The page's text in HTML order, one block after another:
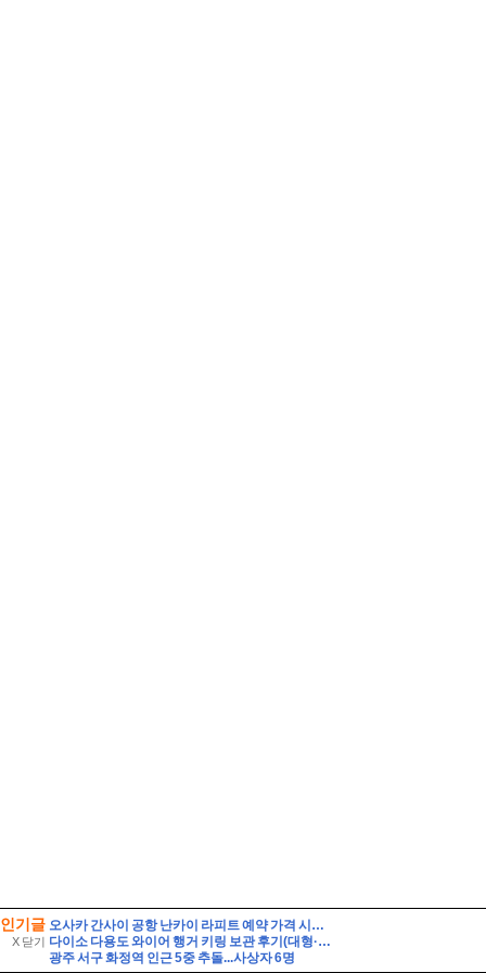
인기글
X 닫기
오사카 간사이 공항 난카이 라피트 예약 가격 시간표 타는법
다이소 다용도 와이어 행거 키링 보관 후기(대형·소형 비교)
광주 서구 화정역 인근 5중 추돌...사상자 6명